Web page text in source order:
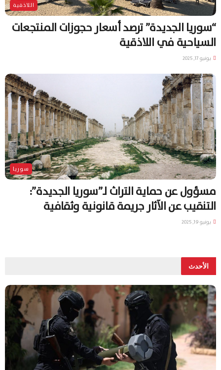
اللاذقية
“سوريا الجديدة” ترصد أسعار حجوزات المنتجعات
السياحية في اللاذقية
يونيو 17, 2025
سوريا
مسؤول عن حماية التراث لـ”سوريا الجديدة”:
التنقيب عن الآثار جريمة قانونية وثقافية
يونيو 19, 2025
الأحدث